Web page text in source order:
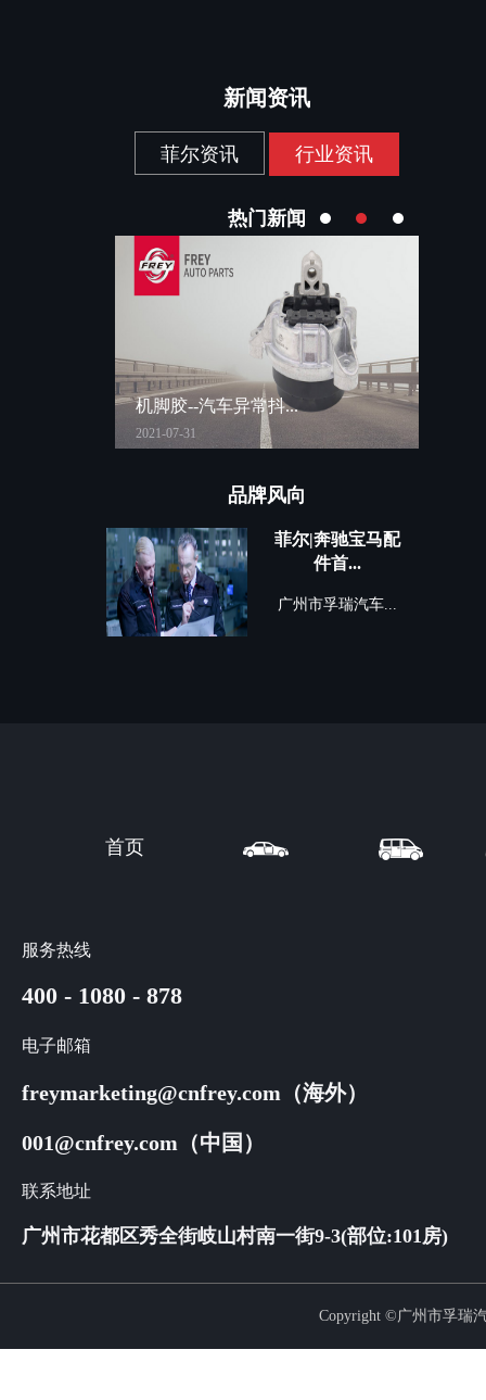
新闻资讯
菲尔资讯 行业资讯
热门新闻
机脚胶--汽车异常抖...
2021-07-31
品牌风向
菲尔|奔驰宝马配
件首...
广州市孚瑞汽车...
首页
服务热线
400 - 1080 - 878
电子邮箱
freymarketing@cnfrey.com（海外）
001@cnfrey.com（中国）
联系地址
广州市花都区秀全街岐山村南一街9-3(部位:101房)
Copyright ©广州市孚瑞